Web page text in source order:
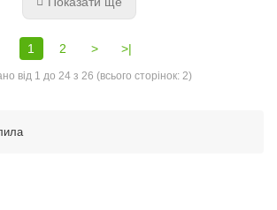
1 2 > >|
від 1 до 24 з 26 (всього сторінок: 2)